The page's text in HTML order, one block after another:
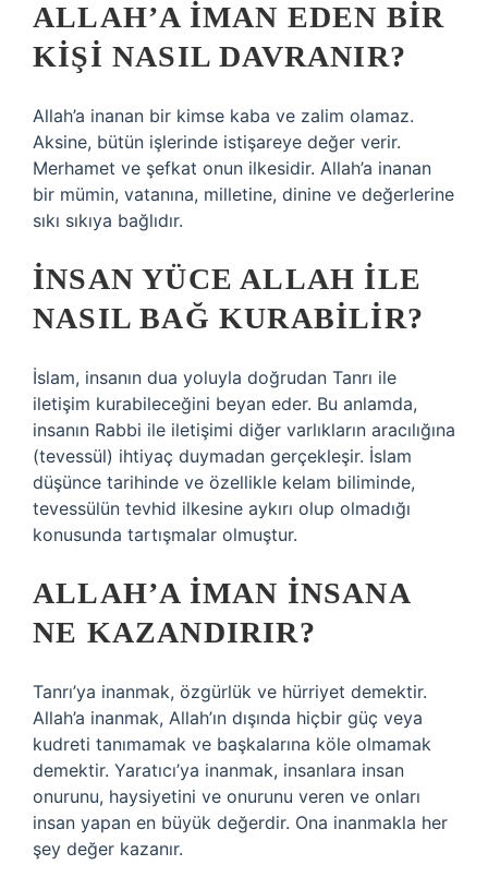
ALLAH’A IMAN EDEN BIR
KIŞI NASIL DAVRANIR?
Allah’a inanan bir kimse kaba ve zalim olamaz.
Aksine, bütün işlerinde istişareye değer verir.
Merhamet ve şefkat onun ilkesidir. Allah’a inanan
bir mümin, vatanına, milletine, dinine ve değerlerine
sıkı sıkıya bağlıdır.
İNSAN YÜCE ALLAH ILE
NASIL BAĞ KURABILIR?
İslam, insanın dua yoluyla doğrudan Tanrı ile
iletişim kurabileceğini beyan eder. Bu anlamda,
insanın Rabbi ile iletişimi diğer varlıkların aracılığına
(tevessül) ihtiyaç duymadan gerçekleşir. İslam
düşünce tarihinde ve özellikle kelam biliminde,
tevessülün tevhid ilkesine aykırı olup olmadığı
konusunda tartışmalar olmuştur.
ALLAH’A IMAN INSANA
NE KAZANDIRIR?
Tanrı’ya inanmak, özgürlük ve hürriyet demektir.
Allah’a inanmak, Allah’ın dışında hiçbir güç veya
kudreti tanımamak ve başkalarına köle olmamak
demektir. Yaratıcı’ya inanmak, insanlara insan
onurunu, haysiyetini ve onurunu veren ve onları
insan yapan en büyük değerdir. Ona inanmakla her
şey değer kazanır.